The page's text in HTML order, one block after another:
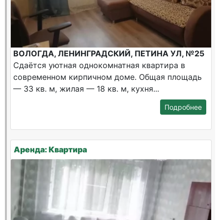
ВОЛОГДА, ЛЕНИНГРАДСКИЙ, ПЕТИНА УЛ, №25
Сдаётся уютная однокомнатная квартира в
современном кирпичном доме. Общая площадь
— 33 кв. м, жилая — 18 кв. м, кухня...
Подробнее
Аренда: Квартира